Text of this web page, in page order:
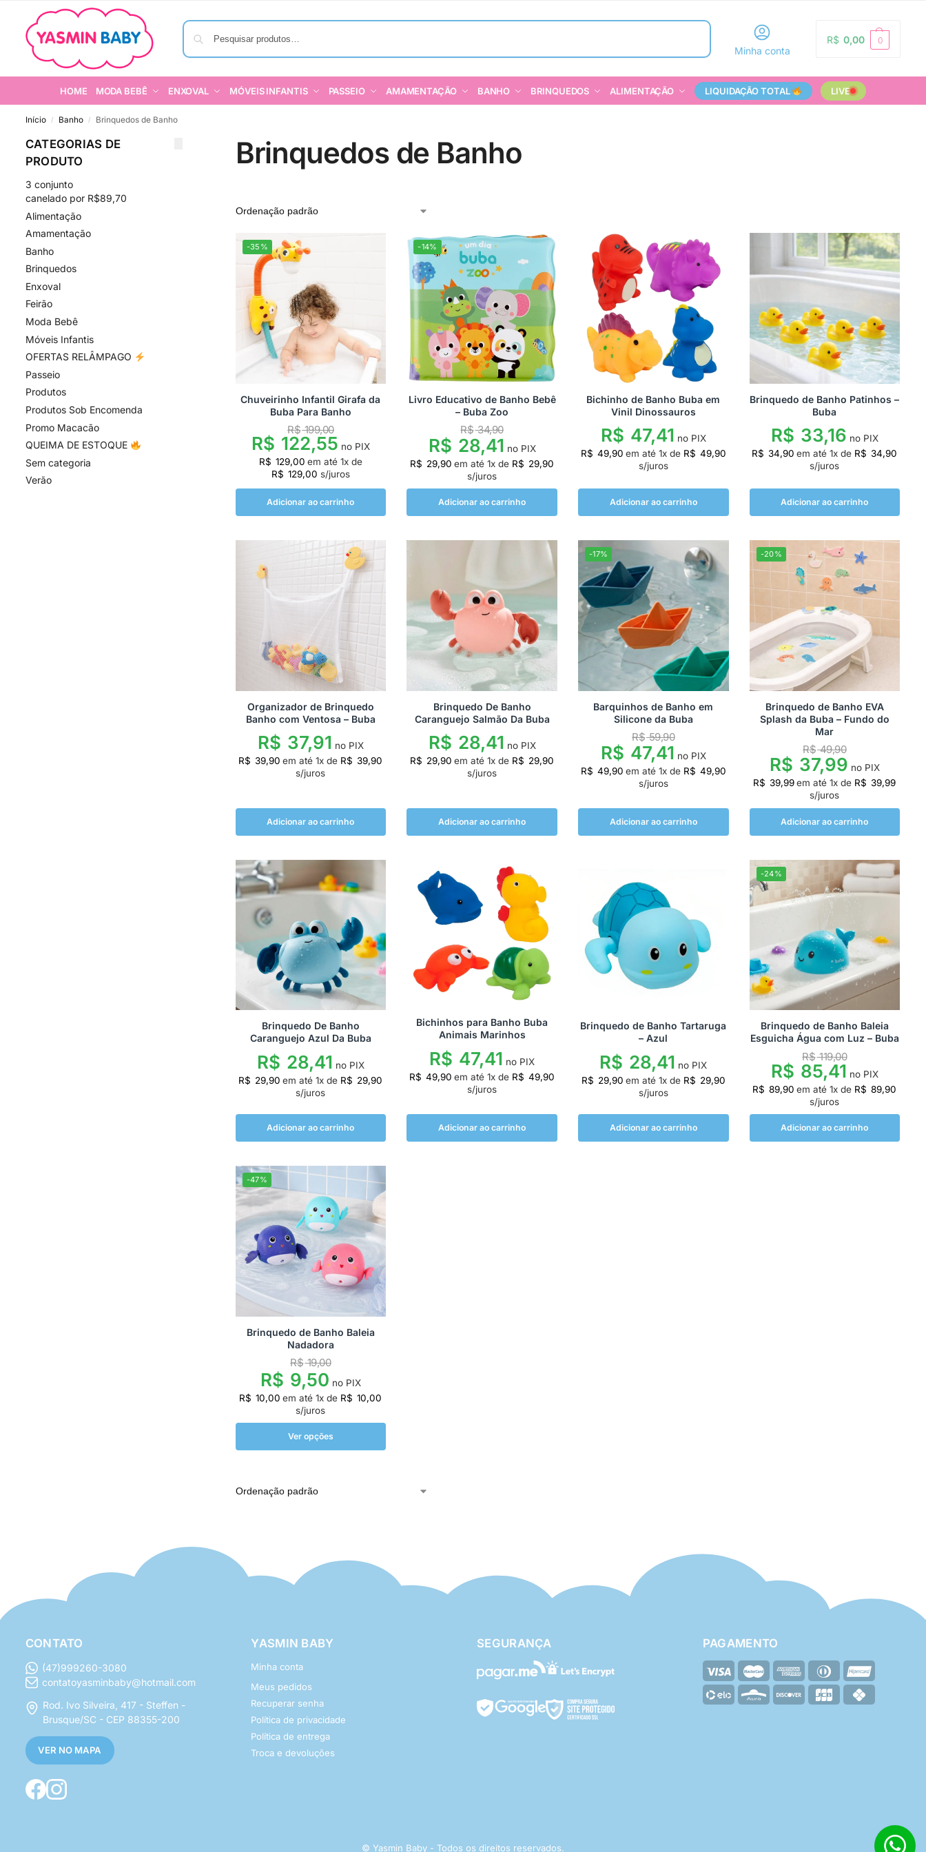
Pesquisar
Minha conta
R$ 0,00 0
HOME MODA BEBÊ ENXOVAL MÓVEIS INFANTIS PASSEIO AMAMENTAÇÃO BANHO BRINQUEDOS ALIMENTAÇÃO LIQUIDAÇÃO TOTAL LIVE
Início / Banho / Brinquedos de Banho
Brinquedos de Banho
-35%
Chuveirinho Infantil Girafa da
Buba Para Banho
R$199,00
R$ 122,55 no PIX
R$ 129,00 em até 1x de
R$ 129,00 s/juros
Adicionar ao carrinho
-14%
Livro Educativo de Banho Bebê
– Buba Zoo
R$34,90
R$ 28,41 no PIX
R$ 29,90 em até1x de R$ 29,90
s/juros
Adicionar ao carrinho
Bichinho de Banho Buba em
Vinil Dinossauros
R$ 47,41 no PIX
R$ 49,90 em até 1x de R$ 49,90
s/juros
Adicionar ao carrinho
Brinquedo de Banho Patinhos –
Buba
R$ 33,16 no PIX
R$ 34,90 em até1x de R$ 34,90
s/juros
Adicionar ao carrinho
Organizador de Brinquedo
Banho com Ventosa – Buba
R$ 37,91 no PIX
R$ 39,90 em até1x de R$ 39,90
s/juros
Adicionar ao carrinho
Brinquedo De Banho
Caranguejo Salmão Da Buba
R$ 28,41 no PIX
R$ 29,90 em até1x de R$ 29,90
s/juros
Adicionar ao carrinho
-17%
Barquinhos de Banho em
Silicone da Buba
R$59,90
R$ 47,41 no PIX
R$ 49,90 em até 1x de R$ 49,90
s/juros
Adicionar ao carrinho
-20%
Brinquedo de Banho EVA
Splash da Buba – Fundo do
Mar
R$49,90
R$ 37,99 no PIX
R$ 39,99 em até1x de R$ 39,99
s/juros
Adicionar ao carrinho
Brinquedo De Banho
Caranguejo Azul Da Buba
R$ 28,41 no PIX
R$ 29,90 em até1x de R$ 29,90
s/juros
Adicionar ao carrinho
Bichinhos para Banho Buba
Animais Marinhos
R$ 47,41 no PIX
R$ 49,90 em até1x de R$ 49,90
s/juros
Adicionar ao carrinho
Brinquedo de Banho Tartaruga
– Azul
R$ 28,41 no PIX
R$ 29,90 em até 1x de R$ 29,90
s/juros
Adicionar ao carrinho
-24%
Brinquedo de Banho Baleia
Esguicha Água com Luz – Buba
R$119,00
R$ 85,41 no PIX
R$ 89,90 em até1x de R$ 89,90
s/juros
Adicionar ao carrinho
-47%
Brinquedo de Banho Baleia
Nadadora
R$19,00
R$ 9,50 no PIX
R$ 10,00 em até1x de R$ 10,00
s/juros
Ver opções
CATEGORIAS DE
PRODUTO
3 conjunto
canelado por R$89,70
Alimentação
Amamentação
Banho
Brinquedos
Enxoval
Feirão
Moda Bebê
Móveis Infantis
OFERTAS RELÂMPAGO
Passeio
Produtos
Produtos Sob Encomenda
Promo Macacão
QUEIMA DE ESTOQUE
Sem categoria
Verão
CONTATO
(47)999260-3080
contatoyasminbaby@hotmail.com
Rod. Ivo Silveira, 417 - Steffen -
Brusque/SC - CEP 88355-200
VER NO MAPA
YASMIN BABY
Minha conta
Meus pedidos
Recuperar senha
Política de privacidade
Política de entrega
Troca e devoluções
SEGURANÇA PAGAMENTO
© Yasmin Baby - Todos os direitos reservados.